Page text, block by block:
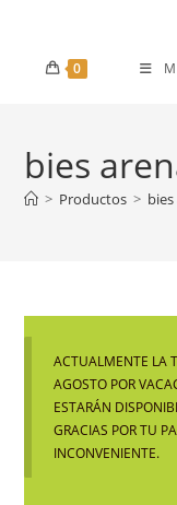
0
bies
> Productos >
ACTUALMENTE LA
AGOSTO POR
ESTARÁN
GRACIAS POR TU
INCONVENIENTE.